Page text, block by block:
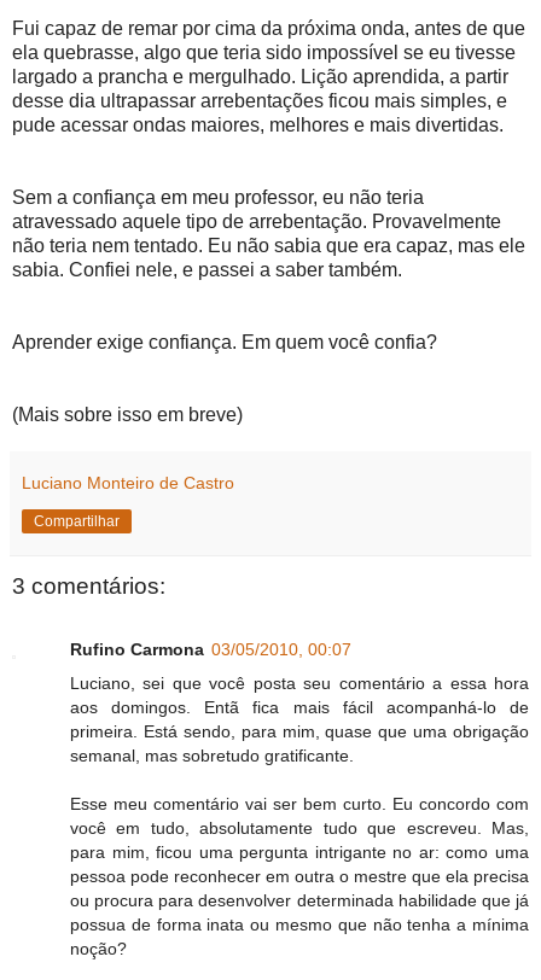
Fui capaz de remar por cima da próxima onda, antes de que
ela quebrasse, algo que teria sido impossível se eu tivesse
largado a prancha e mergulhado. Lição aprendida, a partir
desse dia ultrapassar arrebentações ficou mais simples, e
pude acessar ondas maiores, melhores e mais divertidas.
Sem a confiança em meu professor, eu não teria
atravessado aquele tipo de arrebentação. Provavelmente
não teria nem tentado. Eu não sabia que era capaz, mas ele
sabia. Confiei nele, e passei a saber também.
Aprender exige confiança. Em quem você confia?
(Mais sobre isso em breve)
Luciano Monteiro de Castro
Compartilhar
3 comentários:
Rufino Carmona 03/05/2010, 00:07
Luciano, sei que você posta seu comentário a essa hora
aos domingos. Entã fica mais fácil acompanhá-lo de
primeira. Está sendo, para mim, quase que uma obrigação
semanal, mas sobretudo gratificante.
Esse meu comentário vai ser bem curto. Eu concordo com
você em tudo, absolutamente tudo que escreveu. Mas,
para mim, ficou uma pergunta intrigante no ar: como uma
pessoa pode reconhecer em outra o mestre que ela precisa
ou procura para desenvolver determinada habilidade que já
possua de forma inata ou mesmo que não tenha a mínima
noção?